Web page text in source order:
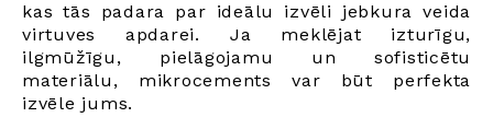
kas tās padara par ideālu izvēli jebkura veida
virtuves apdarei. Ja meklējat izturīgu,
ilgmūžīgu, pielāgojamu un sofisticētu
materiālu, mikrocements var būt perfekta
izvēle jums.